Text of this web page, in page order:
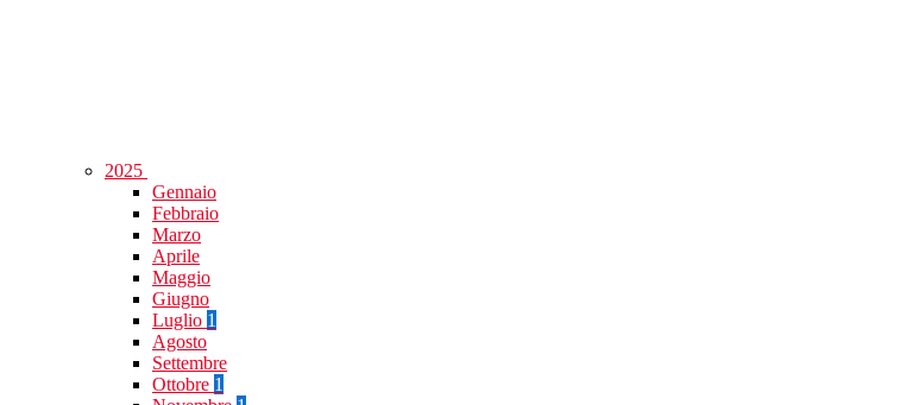
2025
Gennaio
Febbraio
Marzo
Aprile
Maggio
Giugno
Luglio 1
Agosto
Settembre
Ottobre 1